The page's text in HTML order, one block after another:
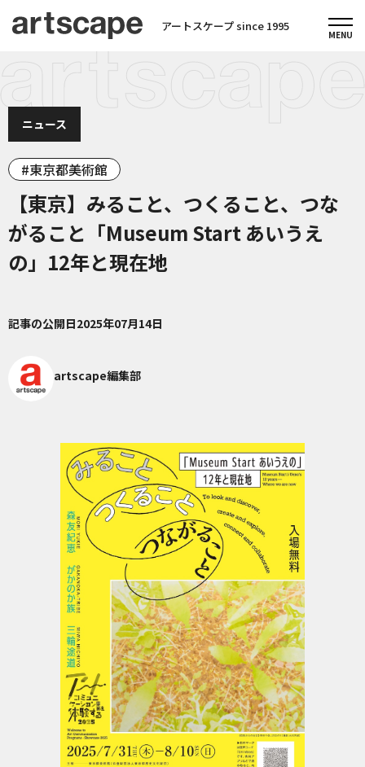
アートスケープ since 1995
ニュース
東京都美術館
【東京】みること、つくること、つな
がること「Museum Start あいうえ
の」12年と現在地
記事の公開日2025年07月14日
artscape編集部